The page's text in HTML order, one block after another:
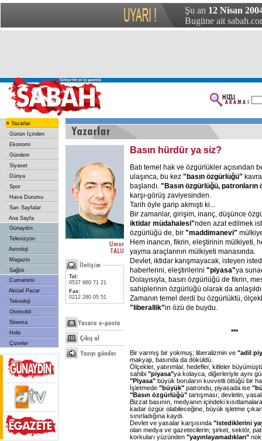
Şu an 12 Nisan
Bugüne ait
» Yazarlar
Günün İçinden
Ekonomi
Gündem
Siyaset
Dünya
Spor
Hava Durumu
Sarı Sayfalar
Ana Sayfa
Günaydın
Televizyon
Astroloji
Magazin
Sağlık
Cumartesi
Aktüel Pazar
Teknoloji
Otomobil
Sinema
Hobi
Çizerler
Tel:
0537 660 71 21
Fax:
0212 280 05 51
Basın hürdür ya siz?
Batı temel hak ve özgürlükler açısından
ulaşınca, bu kez "basın özgürlüğü"
başlandı. "Basın özgürlüğü,
karşı-görüş zaviyesinden.
Tarih öyle garip akmıştı ki...
Bir zamanlar, girişim, inanç, düşünce
iktidar müdahalesi"nden azat edilmek
özgürlüğü de, bir "maddimanevi"
Hem inancın, fikrin, eleştirinin mülkiyeti,
yayma araçlarının mülkiyeti manasında.
Devlet, iktidar karışmayacak, isteyen
haberlerini, eleştirilerini "piyasa"ya
Dolayısıyla, basın özgürlüğü de fikrin,
sahiplerinin özgürlüğü olarak da
Zamanın temel derdi bu özgürlüktü,
"liberallik"in özü de buydu.
***
Bir varmış bir yokmuş; liberalizmin ve "adil
makyajı, basında da döküldü.
Ölçekler, yatırımlar, hedefler, kitleler
sahibi "piyasa"ya kolayca, diğerleriyle aynı
"Piyasa" büyük boruların kuvvetli öttüğü bir hal
İşletmede "büyük" patrondu, piyasada ise
"Basın özgürlüğü" tartışması; devletin,
Bizzat basının, medyanın içindeki
kadar özgür olabileceğine, büyük işletme
sınırladığına kaydı.
Devlet ve yasalar karşısında "istediklerini
olan medya ve gazetecilerin; şirket, sektör,
korkuları yüzünden "yayınlayamadıkları"